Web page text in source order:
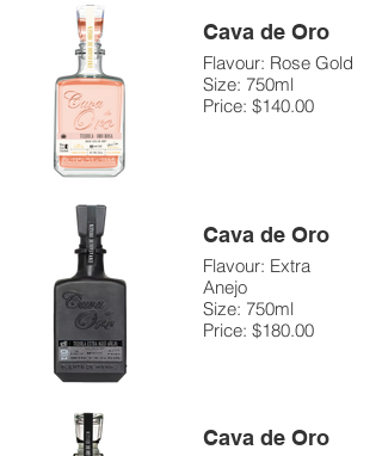
Cava de Oro
Flavour: Rose Gold
Size: 750ml
Price: $140.00
Cava de Oro
Flavour: Extra
Anejo
Size: 750ml
Price: $180.00
Cava de Oro